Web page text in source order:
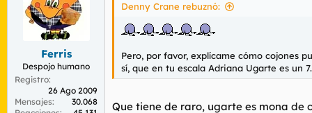
Ferris
Despojo humano
Registro
26 Ago 2009
Mensajes
30.068
Denny Crane rebuznó:
Pero, por favor, explícame cómo cojones
sí, que en tu escala Adriana Ugarte es un
Que tiene de raro, ugarte es mona de